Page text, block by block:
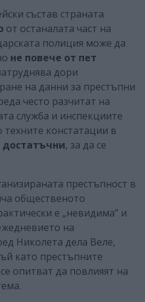
състав страната
от останалата част на
полиция може да
не повече от пет
дори
на данни за престъпни
често разчитат на
служба и инспекциите
техните констатации в
достатъчни, за да се
престъпност в
общественото
е „невидима” и
на
Николета дела Веле,
като престъпните
опитват да повлияят на